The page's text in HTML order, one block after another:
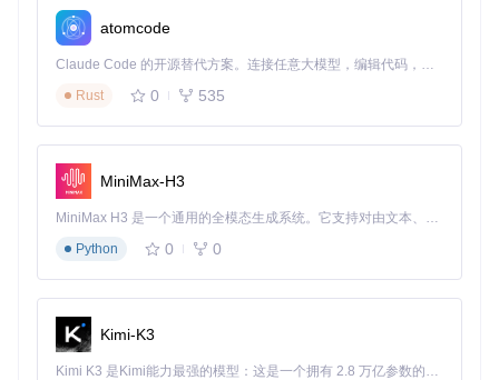
atomcode
Claude Code 的开源替代方案。连接任意大模型，编辑代码，运行命令，自动验证 — 全自动执行。用 Rust 构建，极致性能。 ｜ An open-source alternative to Claude Code. Connect any LLM, edit code, run commands, and verify changes — autonomously. Built in Rust for speed. Get Started
Rust
0 535
MiniMax-H3
MiniMax H3 是一个通用的全模态生成系统。它支持对由文本、图像、视频和音频组成的多模态上下文进行统一理解，并能生成分辨率高达 2K、时长可达 15 秒的带原生立体声音频的视频。得益于面向任务泛化的系统设计，H3 在预训练阶段就已具备广泛的多模态上下文理解与生成能力，能够出色地执行复杂的多模态指令。
Python
0 0
Kimi-K3
Kimi K3 是Kimi能力最强的模型：这是一个拥有 2.8 万亿参数的混合专家（MoE）模型，具备原生视觉理解能力，并支持 100 万 token 的上下文窗口。